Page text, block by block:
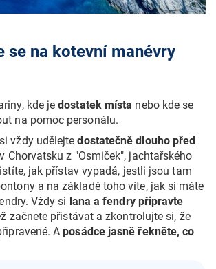
se na kotevní manévry
kde jedostatek místa nebo kde se
na pomoc personálu.
vždy udělejtedostatečně dlouho před
Chorvatsku z "Osmiček", jachtařského
jak přístav vypadá, jestli jsou tam
a na základě toho víte, jak si máte
Vždy si lana a fendry připravte
začnete přistávat a zkontrolujte si, že
Aposádce jasně řekněte, co